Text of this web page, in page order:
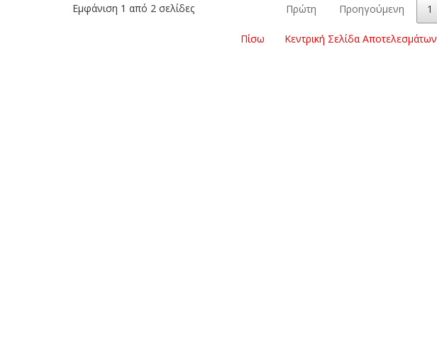
Εμφάνιση 1 από 2 σελίδες Πρώτη Προηγούμενη 1
Πίσω Κεντρική Σελίδα Αποτελεσμάτων